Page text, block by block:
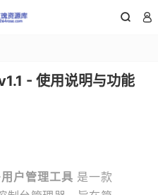
 
- 使用说明与功能
户管理工具 是一款